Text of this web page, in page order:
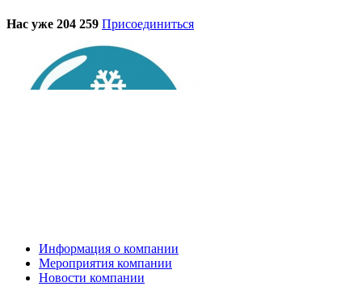
Нас уже 204 259 Присоединиться
Информация о компании
Мероприятия компании
Новости компании